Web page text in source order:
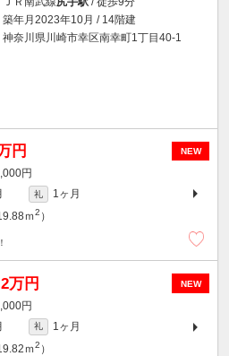
築年月2023年10月 / 14階建
神奈川県川崎市幸区南幸町1丁目40-1
NEW
円
円
礼
1ヶ月
ｍ2 ）
NEW
万円
円
礼
1ヶ月
ｍ2 ）